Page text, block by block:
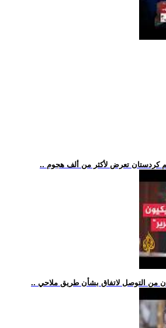
كردستان تعرض لأكثر من ألف هجوم
من التوصل لاتفاق بشأن طريق ملاحي